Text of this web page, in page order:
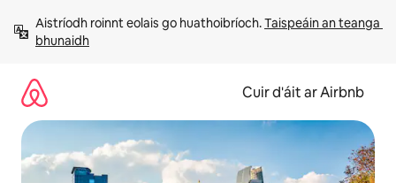
chuig
ábhar
Aistríodh roinnt eolais go huathoibríoch. Taispeáin an teanga
bhunaidh
Cuir d'áit ar Airbnb